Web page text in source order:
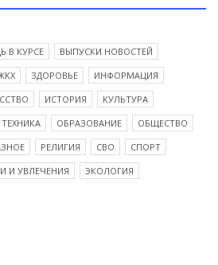
В КУРСЕ
ВЫПУСКИ НОВОСТЕЙ
ЗДОРОВЬЕ
ИНФОРМАЦИЯ
ИСТОРИЯ
КУЛЬТУРА
ОБРАЗОВАНИЕ
ОБЩЕСТВО
РЕЛИГИЯ СВО
СПОРТ
И УВЛЕЧЕНИЯ
ЭКОЛОГИЯ